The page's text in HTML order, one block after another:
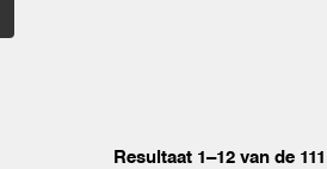
Resultaat 1–12 van de